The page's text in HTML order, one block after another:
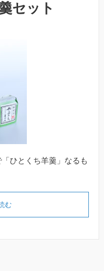
セット
ひとくち羊羹」なるも
む